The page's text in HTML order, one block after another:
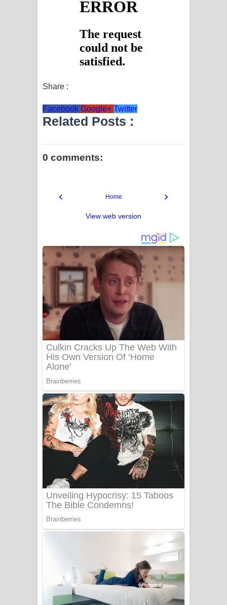
දන්නවාද මාව ගීතයේ පද පෙළ
Share :
Facebook Google+ Twitter
Related Posts :
0 comments:
‹ ›
Home
View web version